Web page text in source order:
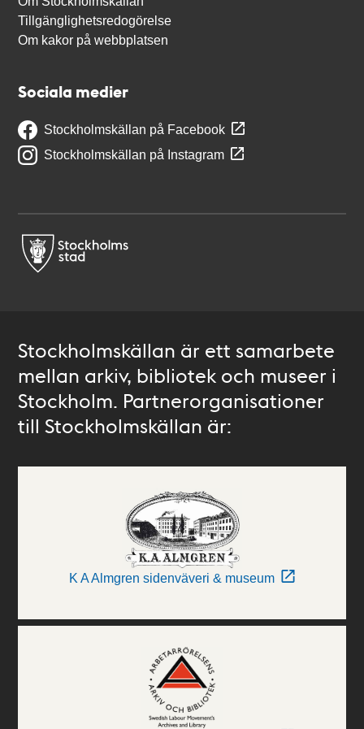
Tillgänglighetsredogörelse
Om kakor på webbplatsen
Sociala medier
Stockholmskällan på Facebook
Stockholmskällan på Instagram
Stockholmskällan är ett samarbete
mellan arkiv, bibliotek och museer i
Stockholm. Partnerorganisationer
till Stockholmskällan är:
K A Almgren sidenväveri & museum